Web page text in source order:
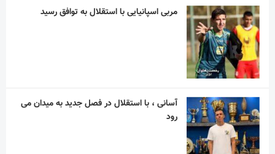
مربی اسپانیایی با استقلال به توافق رسید
آسانی ، با استقلال در فصل جدید به میدان می
رود